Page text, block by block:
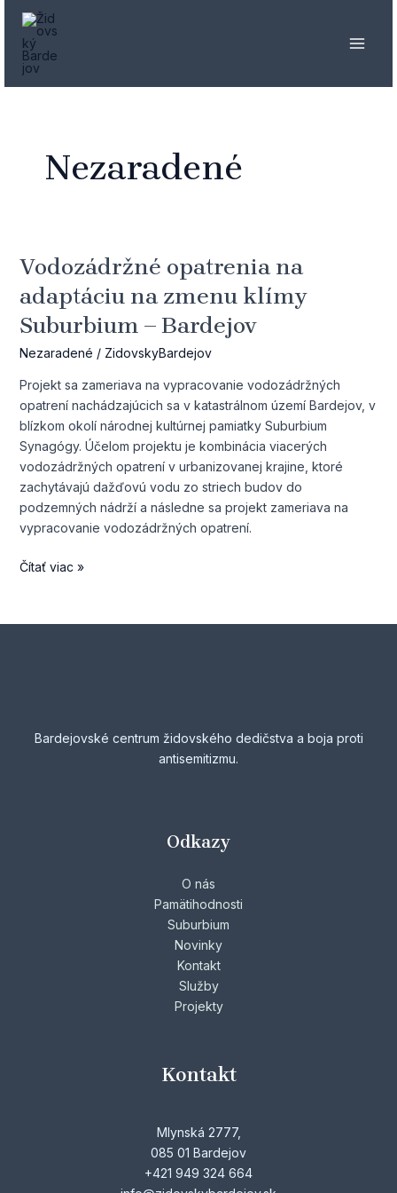
Preskočiť
obsah
Nezaradené
Vodozádržné opatrenia na
adaptáciu na zmenu klímy
Suburbium – Bardejov
Nezaradené / ZidovskyBardejov
Projekt sa zameriava na vypracovanie vodozádržných
opatrení nachádzajúcich sa v katastrálnom území Bardejov, v
blízkom okolí národnej kultúrnej pamiatky Suburbium
Synagógy. Účelom projektu je kombinácia viacerých
vodozádržných opatrení v urbanizovanej krajine, ktoré
zachytávajú dažďovú vodu zo striech budov do
podzemných nádrží a následne sa projekt zameriava na
vypracovanie vodozádržných opatrení.
Vodozádržné
na
adaptáciu
klímy
Suburbium
–
Bardejov
Čítať viac »
Bardejovské centrum židovského dedičstva a boja proti
antisemitizmu.
Odkazy
O nás
Pamätihodnosti
Suburbium
Novinky
Kontakt
Služby
Projekty
Kontakt
Mlynská 2777,
085 01 Bardejov
+421 949 324 664